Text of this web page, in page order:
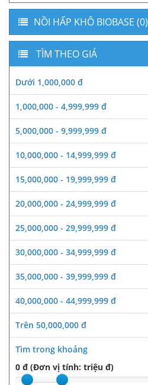
NỒI HẤP KHÔ BIOBASE (0)
TÌM THEO GIÁ
Dưới 1,000,000 đ
1,000,000 - 4,999,999 đ
5,000,000 - 9,999,999 đ
10,000,000 - 14,999,999 đ
15,000,000 - 19,999,999 đ
20,000,000 - 24,999,999 đ
25,000,000 - 29,999,999 đ
30,000,000 - 34,999,999 đ
35,000,000 - 39,999,999 đ
40,000,000 - 44,999,999 đ
Trên 50,000,000 đ
Tìm trong khoảng
0 đ (Đơn vị tính: triệu đ)